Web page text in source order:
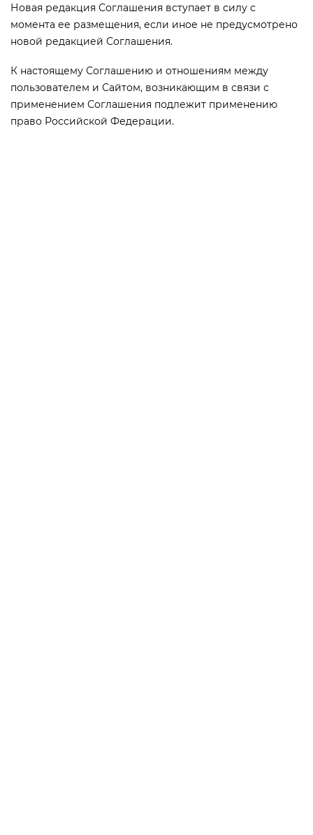
Новая редакция Соглашения вступает в силу с
момента ее размещения, если иное не предусмотрено
новой редакцией Соглашения.
К настоящему Соглашению и отношениям между
пользователем и Сайтом, возникающим в связи с
применением Соглашения подлежит применению
право Российской Федерации.